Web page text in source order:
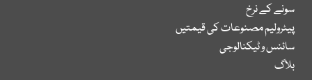
سونے کے نرخ
پیٹرولیم مصنوعات کی قیمتیں
سائنس و ٹیکنالوجی
بلاگ